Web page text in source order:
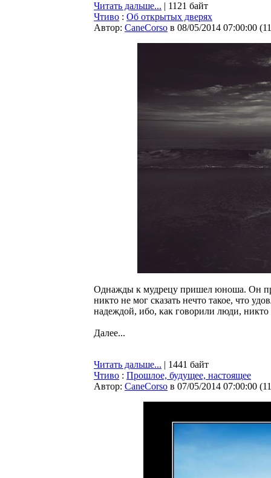
Читать дальше... | 1121 байт
Чтиво : Об открытых дверях
Автор: CaneCorso в 08/05/2014 07:00:00 (
Однажды к мудрецу пришел юноша. Он
никто не мог сказать нечто такое, что
надеждой, ибо, как говорили люди,
Далее...
Читать дальше... | 1441 байт
Чтиво : Прошлое, будущее, настоящее
Автор: CaneCorso в 07/05/2014 07:00:00 (